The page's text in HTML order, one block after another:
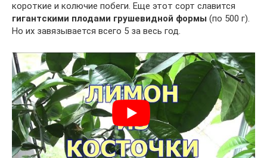
короткие и колючие побеги. Еще этот сорт славится
гигантскими плодами грушевидной формы (по 500 г).
Но их завязывается всего 5 за весь год.